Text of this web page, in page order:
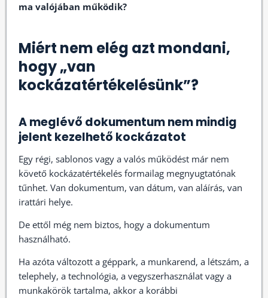
ma valójában működik?
Miért nem elég azt mondani,
hogy „van
kockázatértékelésünk”?
A meglévő dokumentum nem mindig
jelent kezelhető kockázatot
Egy régi, sablonos vagy a valós működést már nem
követő kockázatértékelés formailag megnyugtatónak
tűnhet. Van dokumentum, van dátum, van aláírás, van
irattári helye.
De ettől még nem biztos, hogy a dokumentum
használható.
Ha azóta változott a géppark, a munkarend, a létszám, a
telephely, a technológia, a vegyszerhasználat vagy a
munkakörök tartalma, akkor a korábbi